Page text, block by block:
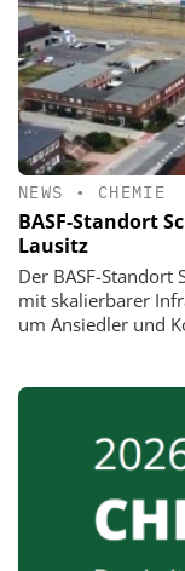
NEWS • CHEMIE
BASF-Standort
Lausitz
Der BASF-
mit skalierbarer
um Ansiedler und